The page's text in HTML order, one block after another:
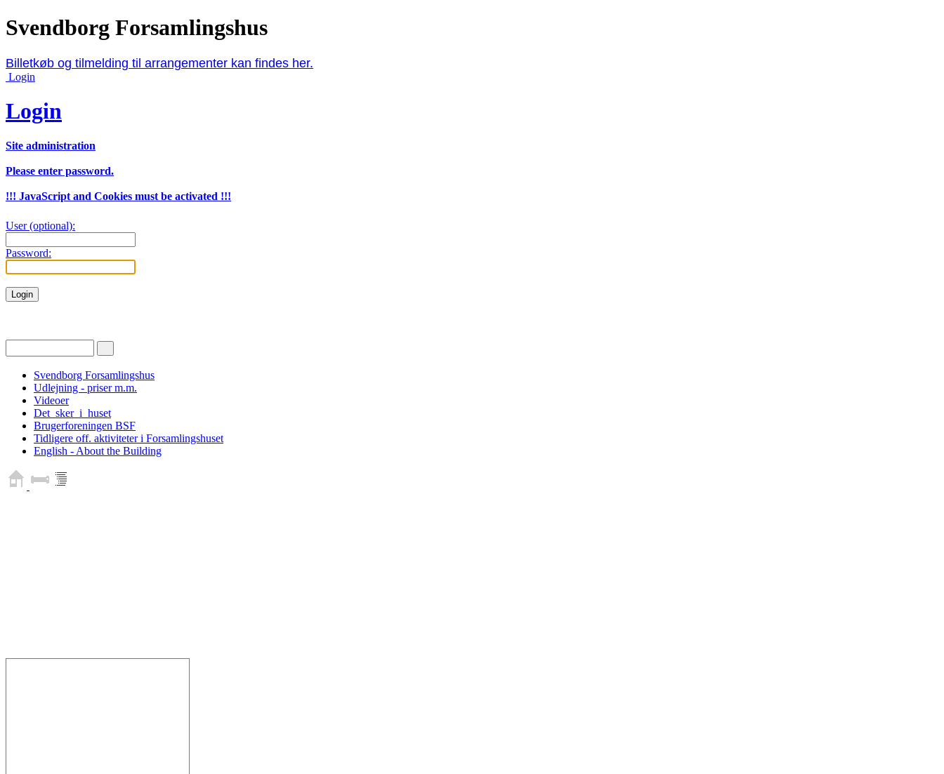
Svendborg Forsamlingshus
Billetkøb og tilmelding til arrangementer kan findes her.
Login
Login
Site administration
Please enter password.
!!! JavaScript and Cookies must be activated !!!
User (optional):
Password:
Svendborg Forsamlingshus
Udlejning - priser m.m.
Videoer
Det_sker_i_huset
Brugerforeningen BSF
Tidligere off. aktiviteter i Forsamlingshuset
English - About the Building